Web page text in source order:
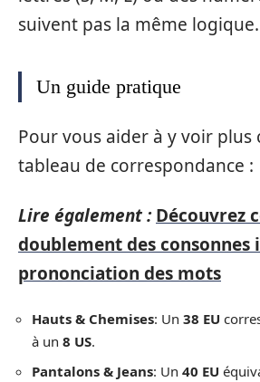
suivent pas la même logique.
Un guide pratique
Pour vous aider à y voir plus
tableau de correspondance :
Lire également : Découvrez
doublement des consonnes
prononciation des mots
Hauts & Chemises: Un 38 EU
à un 8 US.
Pantalons & Jeans: Un 40 EU